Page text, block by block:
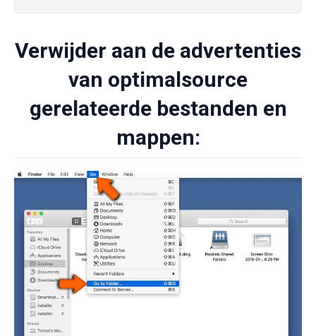
Verwijder aan de advertenties
van optimalsource
gerelateerde bestanden en
mappen: